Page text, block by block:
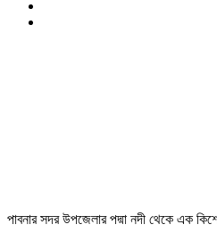
পাবনার সদর উপজেলার পদ্মা নদী থেকে এক